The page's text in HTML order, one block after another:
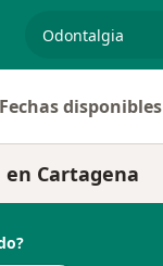
Fechas disponibles
en Cartagena